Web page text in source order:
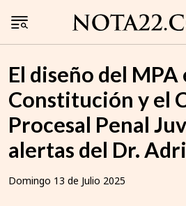
El diseño del MPA
Constitución y el
Procesal Penal
alertas del Dr.
Domingo 13 de Julio 2025